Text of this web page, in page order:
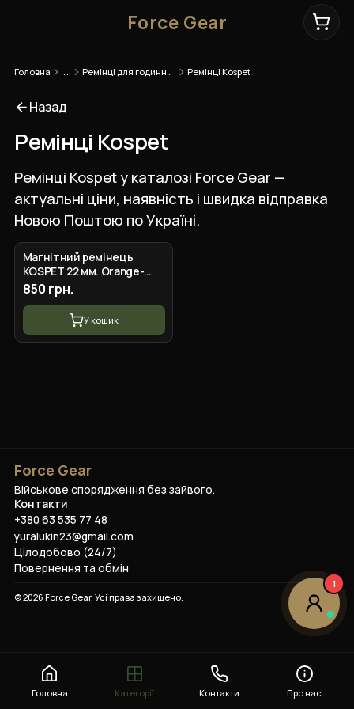
Force Gear
Головна Ремінці Kospet
Назад
Ремінці Kospet
Ремінці Kospet у каталозі Force Gear —
актуальні ціни, наявність і швидка відправка
Новою Поштою по Україні.
Магнітний ремінець
KOSPET 22 мм. Orange-
Yellow
850 грн.
У кошик
Force Gear
Військове спорядження без зайвого.
Контакти
+380 63 535 77 48
yuralukin23@gmail.com
Цілодобово (24/7)
Повернення та обмін
©2026 Force Gear. Усі права захищено.
Головна Категорії Контакти Про нас
1